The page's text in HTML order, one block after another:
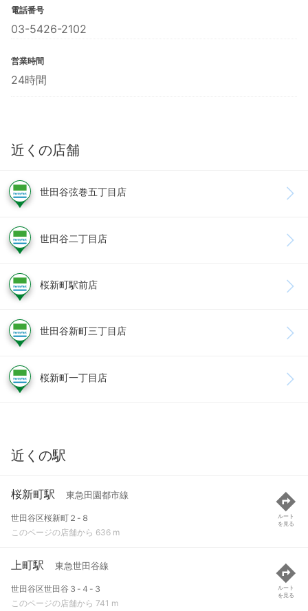
電話番号
03-5426-2102
営業時間
24時間
近くの店舗
世田谷弦巻五丁目店
世田谷二丁目店
桜新町駅前店
世田谷新町三丁目店
桜新町一丁目店
近くの駅
桜新町駅 東急田園都市線
世田谷区桜新町２-８
このページの店舗から 636 m
ルート
を見る
上町駅 東急世田谷線
世田谷区世田谷３-４-３
このページの店舗から 741 m
ルート
を見る